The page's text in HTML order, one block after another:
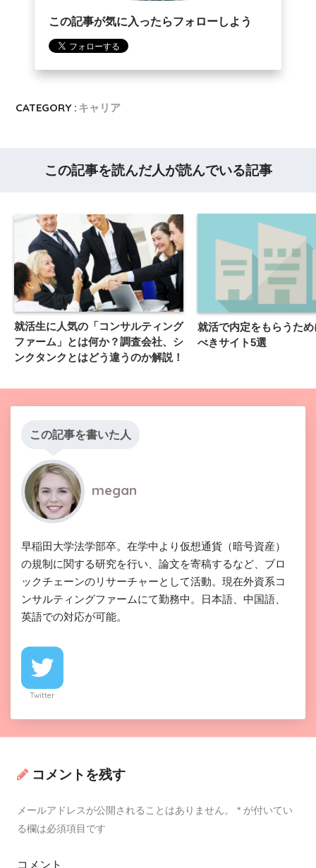
この記事が気に入ったらフォローしよう
CATEGORY : キャリア
この記事を読んだ人が読んでいる記事
就活生に人気の「コンサルティング
ファーム」とは何か？調査会社、シ
ンクタンクとはどう違うのか解説！
就活で内定をもらうた
べきサイト5選
この記事を書いた人
megan
早稲田大学法学部卒。在学中より仮想通貨（暗号資産）
の規制に関する研究を行い、論文を寄稿するなど、ブロ
ックチェーンのリサーチャーとして活動。現在外資系コ
ンサルティングファームにて勤務中。日本語、中国語、
英語での対応が可能。
Twitter
コメントを残す
メールアドレスが公開されることはありません。 * が付いてい
る欄は必須項目です
コメント